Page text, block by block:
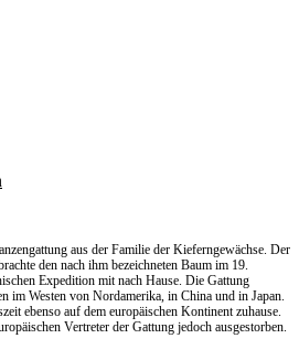
aus der Familie der Kieferngewächse. Der
den nach ihm bezeichneten Baum im 19.
Expedition mit nach Hause. Die Gattung
im Westen von Nordamerika, in China und in Japan.
ebenso auf dem europäischen Kontinent zuhause.
Vertreter der Gattung jedoch ausgestorben.